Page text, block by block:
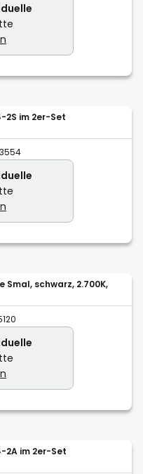
im 2er-Set
Smal, schwarz, 2.700K,
2A im 2er-Set